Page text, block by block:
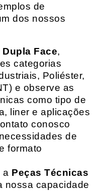
de
dos nossos
Dupla Face,
categorias
Poliéster,
e observe as
como tipo de
liner e aplicações
conosco
de
formato
a Peças Técnicas
nossa capacidade